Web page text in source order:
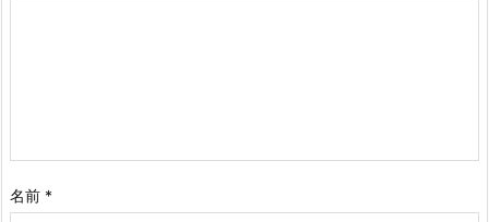
名前 *